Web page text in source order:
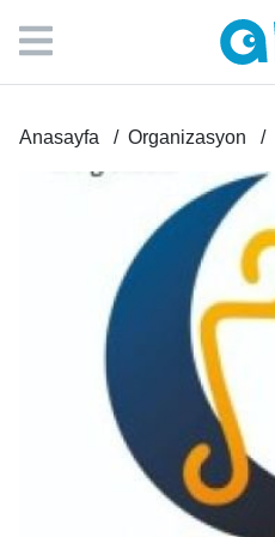
Anasayfa Organizasyon